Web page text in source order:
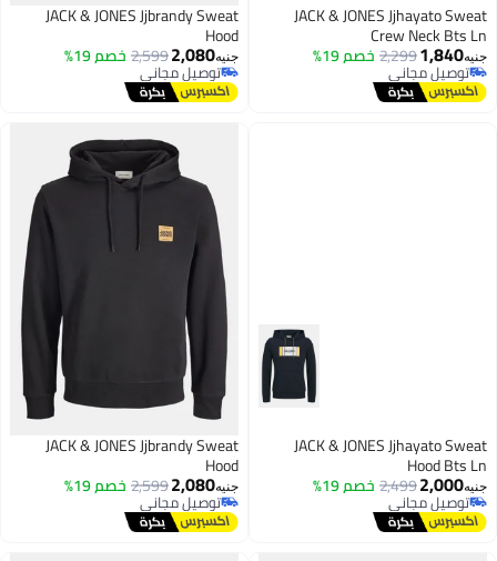
JACK & JONES Jjhayato
Crew Neck Bts
1,840
2,299خصم 19%
توصيل مجاني
توصيل مجاني
JACK & JONES Jjbrandy Sweat
Hood
جنيه2,080
2,599خصم 19%
توصيل مجاني
توصيل مجاني
JACK & JONES Jjhayato
Hood Bts
2,000
2,499خصم 19%
توصيل مجاني
توصيل مجاني
JACK & JONES Jjbrandy Sweat
Hood
جنيه2,080
2,599خصم 19%
توصيل مجاني
توصيل مجاني